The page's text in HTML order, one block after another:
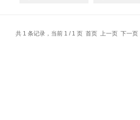
共 1 条记录，当前 1 / 1 页 首页 上一页 下一